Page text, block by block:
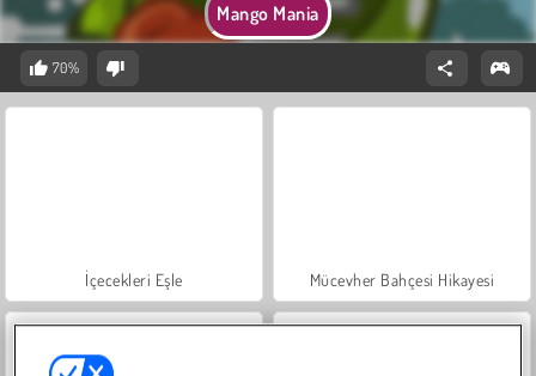
Mango Mania
70%
İçecekleri Eşle Mücevher Bahçesi Hikayesi